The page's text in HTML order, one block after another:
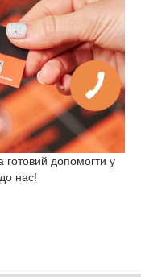
готовий допомогти у
нас!